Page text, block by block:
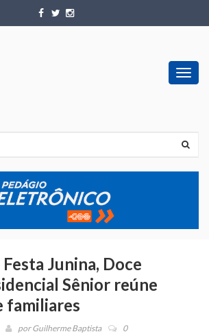
Junina, Doce
Sênior reúne
familiares
porGuilherme Baptista 0